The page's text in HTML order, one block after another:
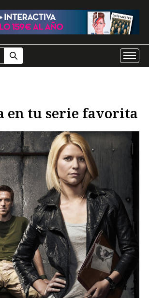
en tu serie favorita